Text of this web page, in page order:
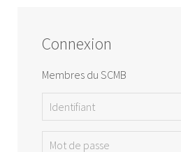
Connexion
Membres du SCMB